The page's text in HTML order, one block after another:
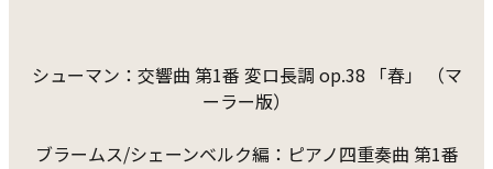
シューマン：交響曲 第1番 変ロ長調 op.38 「春」 （マ
ーラー版）
ブラームス/シェーンベルク編：ピアノ四重奏曲 第1番